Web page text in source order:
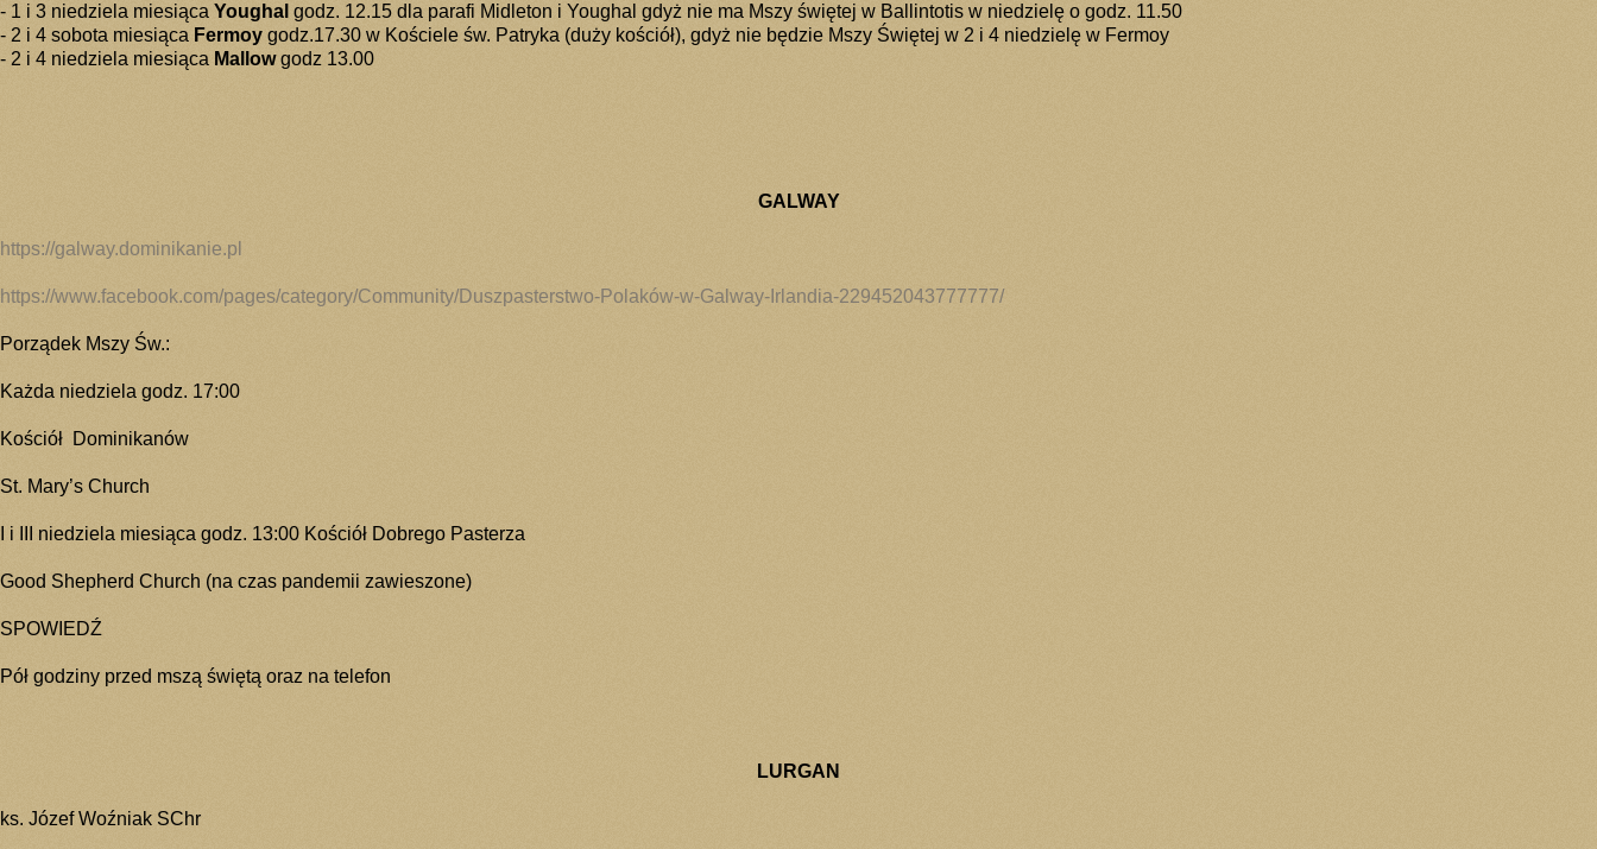
- 1 i 3 niedziela miesiąca Youghal godz. 12.15 dla parafi Midleton i Youghal gdyż nie ma Mszy świętej w Ballintotis w niedzielę o godz. 11.50
- 2 i 4 sobota miesiąca Fermoy godz.17.30 w Kościele św. Patryka (duży kościół), gdyż nie będzie Mszy Świętej w 2 i 4 niedzielę w Fermoy
- 2 i 4 niedziela miesiąca Mallowgodz 13.00
GALWAY
https://galway.dominikanie.pl
https://www.facebook.com/pages/category/Community/Duszpasterstwo-Polaków-w-Galway-Irlandia-229452043777777/
Porządek Mszy Św.:
Każda niedziela godz. 17:00
Kościół Dominikanów
St. Mary’s Church
I i III niedziela miesiąca godz. 13:00 Kościół Dobrego Pasterza
Good Shepherd Church (na czas pandemii zawieszone)
SPOWIEDŹ
Pół godziny przed mszą świętą oraz na telefon
LURGAN
ks. Józef Woźniak SChr